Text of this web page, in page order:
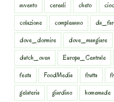
avvento
cereali cheto
colazione
compleanno
dove_dormire
dove_mangiare
dutch_oven
Europa_Centrale
festa
FoodMedia frutta
gelateria
giardino homemade